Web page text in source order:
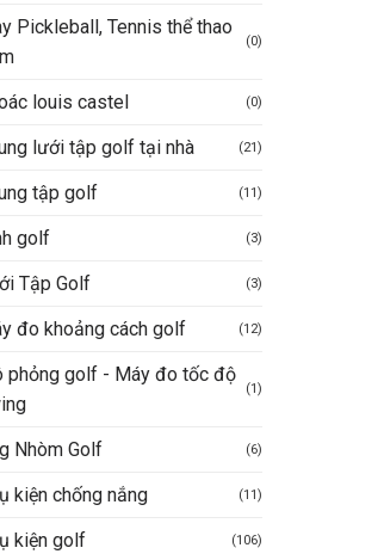
Pickleball, Tennis thể thao
(0)
louis castel (0)
lưới tập golf tại nhà (21)
tập golf (11)
golf (3)
Tập Golf (3)
đo khoảng cách golf (12)
phỏng golf - Máy đo tốc độ
(1)
Nhòm Golf (6)
kiện chống nắng (11)
kiện golf (106)
CHƠI GOLF
GRAVEL
VND Giá
hiện
tại
nhanh
Được xếp
sao
9.990.000
gốc
là: